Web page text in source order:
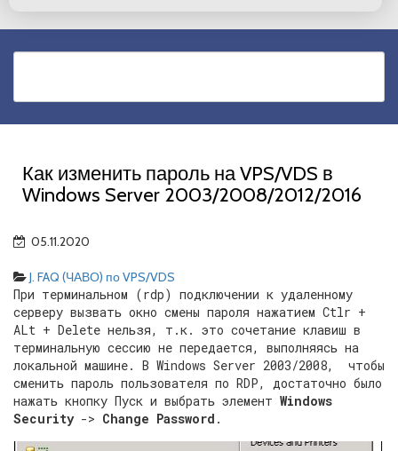
Как изменить пароль на VPS/VDS в
Windows Server 2003/2008/2012/2016
05.11.2020
J. FAQ (ЧАВО) по VPS/VDS
При терминальном (rdp) подключении к удаленному
серверу вызвать окно смены пароля нажатием Ctlr +
ALt + Delete нельзя, т.к. это сочетание клавиш в
терминальную сессию не передается, выполняясь на
локальной машине. В Windows Server 2003/2008, чтобы
сменить пароль пользователя по RDP, достаточно было
нажать кнопку Пуск и выбрать элемент Windows
Security-> Change Password .